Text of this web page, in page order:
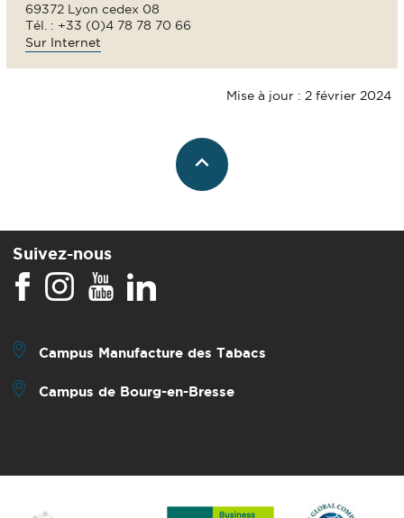
69372 Lyon cedex 08
Tél. : +33 (0)4 78 78 70 66
Sur Internet
Mise à jour : 2 février 2024
Suivez-nous
Campus Manufacture des Tabacs
Campus de Bourg-en-Bresse